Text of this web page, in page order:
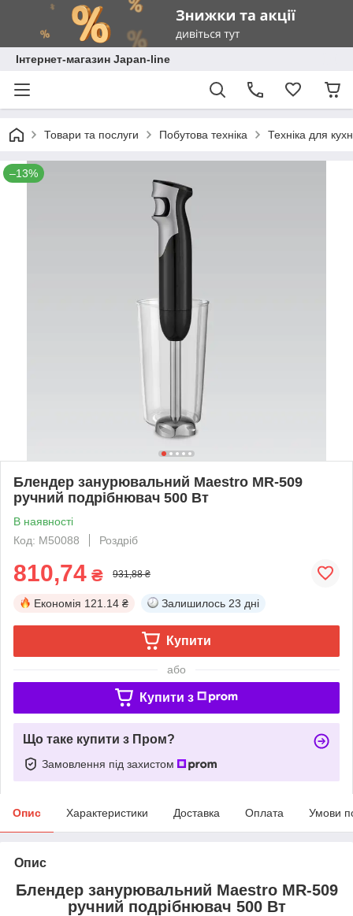
Інтернет-магазин Japan-line
Товари та послуги Побутова техніка Техніка для
–13%
Блендер занурювальний Maestro MR-509
ручний подрібнювач 500 Вт
В наявності
Код: М50088
Роздріб
810,74 ₴ 931,88 ₴
Економія 121.14 ₴ Залишилось 23 дні
Купити
або
Купити з
Що таке купити з Пром?
Замовлення під захистом
Опис Характеристики Доставка Оплата Умови
Опис
Блендер занурювальний Maestro MR-509
ручний подрібнювач 500 Вт